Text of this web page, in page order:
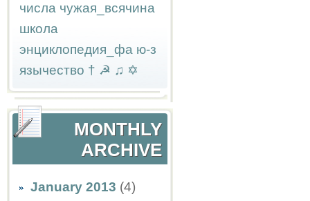
числа чужая_всячина
школа
энциклопедия_фа ю-з
язычество † ☭ ♫ ✡
MONTHLY
ARCHIVE
January 2013 (4)